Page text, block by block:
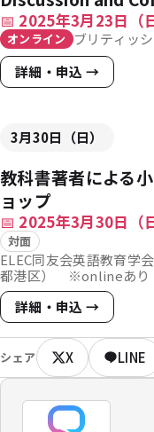
📅 2025年3月23日（
オンライン ブリティッ
詳細・申込 →
3月30日（日）
教科書著者による
ョップ
📅 2025年3月30日（
対面
ELEC同友会英語教育学
都港区） ※onlineあり
詳細・申込 →
シェア X LINE